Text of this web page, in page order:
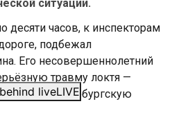
liveLIVE
ситуации.
десяти часов, к инспекторам
подбежал
Его несовершеннолетний
травму локтя —
в петербургскую